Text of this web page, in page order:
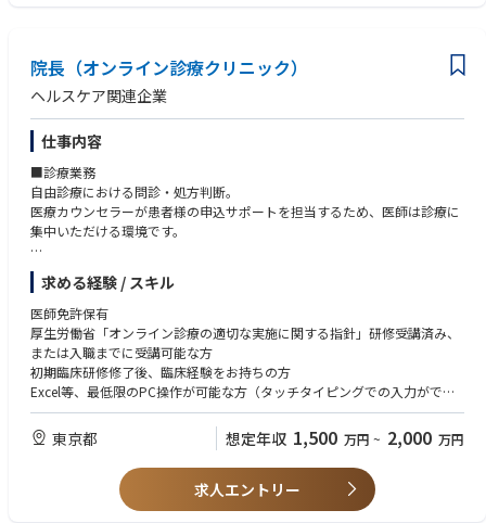
私たちと一緒に、次の経済基盤を創り出しませんか？
■現状の課題
・組織基盤の強化
ナスダック上場および金商法対応に伴い、プロジェクトが質・量ともに増
組織キャパシティの一段階引き上げが急務となっています。
・専門知見の深化
より専門的かつ実務的な知見を持つ人材を配置し、事業スピードを落とさ
ずに守りを固める体制構築が急務です。
これらを解決するためには、人材・組織の強化が必要であると考えていま
す。
■配属部門について
・法務・コンプライアンス本部は約20名、プロパーの社員に加え外部アド
バイザー、警察からの出向者等、多様なバックグラウンドのプロフェッシ
ョナルが在籍しています。同本部は法務・コンプライアンス部(法務・審査
グループ、コンプライアンスグループ)、金融犯罪対策部にて構成されてい
ます。
・「論理的思考」を重視しながらも、ドライすぎず、日常的な雑談やコミ
ュニケーションを大切にする心の余裕を持ったチームです。
＜チームのミッションと役割＞
当本部は、「ソリューションプロバイダー」と「ゲートキーパー」という
早く実行し、早く改善する為の行動ができること
新しい分野・プロダクトへの興味関心があること
院長（オンライン診療クリニック）
ヘルスケア関連企業
仕事内容
■診療業務
自由診療における問診・処方判断。
医療カウンセラーが患者様の申込サポートを担当するため、医師は診療に
集中いただける環境です。
対応件数目安：診療内容や患者様の状況により変動しますが、多い時間帯
で5〜8件/時程度を想定。
既存患者様を引き継ぐ形でのスタートとなるため、ゼロからの集患は必要
ありません。
※既存患者様の診療情報の引き継ぎにあたっては、個人情報保護法に基づ
き、本人同意の取得または適法な第三者提供の根拠を確認したうえで実施
します。
■事業推進業務
診療プロトコルの整備・品質管理
診療データをもとにしたサービス改善提案
新診療科目・新メニューの立ち上げ参画
通販・D2Cモデルと連携した医師目線でのフィードバック
求める経験 / スキル
医師免許保有
厚生労働省「オンライン診療の適切な実施に関する指針」研修受講済み、
または入職までに受講可能な方
初期臨床研修修了後、臨床経験をお持ちの方
Excel等、最低限のPC操作が可能な方（タッチタイピングでの入力ができ
るレベルを想定しています）
医師としての専門性を活かしながら、診療だけでなく事業づくりや経営に
も関わりたい方
ビジネス・数字への興味・関心がある方
自由診療・美容クリニック・オンライン診療の経験
D2C・通販・サブスク型ビジネスへの理解または強い興味
東京都 想定年収 1,500 万円 ~ 2,000 万円
求人エントリー